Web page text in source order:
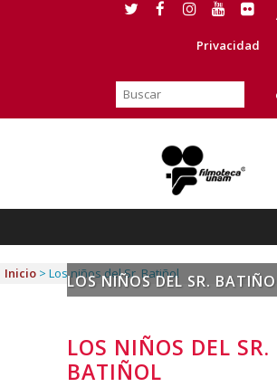
Privacidad
LOS NIÑOS DEL SR.
Inicio > Los niños del Sr. Batiñol
LOS NIÑOS DEL SR.
BATIÑOL